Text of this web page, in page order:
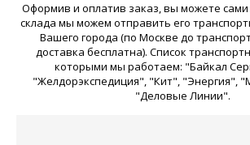
Оформив и оплатив заказ, вы можете сами
склада мы можем отправить его
Вашего города (по Москве до
доставка бесплатна). Список
которыми мы работаем: "Байкал
"Желдорэкспедиция", "Кит", "Энергия",
"Деловые Линии".